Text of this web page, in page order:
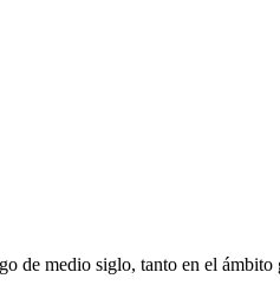
de medio siglo, tanto en el